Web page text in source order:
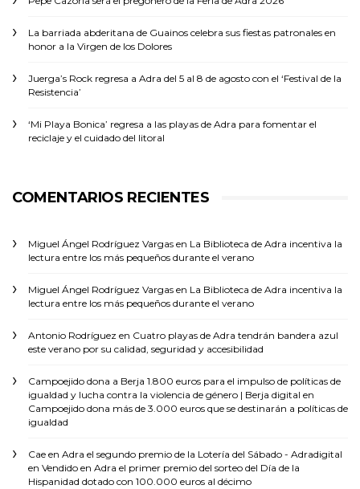
La barriada abderitana de Guainos celebra sus fiestas patronales en
honor a la Virgen de los Dolores
Juerga’s Rock regresa a Adra del 5 al 8 de agosto con el ‘Festival de la
Resistencia’
‘Mi Playa Bonica’ regresa a las playas de Adra para fomentar el
reciclaje y el cuidado del litoral
COMENTARIOS RECIENTES
Miguel Ángel Rodríguez Vargas en La Biblioteca de Adra incentiva la
lectura entre los más pequeños durante el verano
Miguel Ángel Rodríguez Vargas en La Biblioteca de Adra incentiva la
lectura entre los más pequeños durante el verano
Antonio Rodríguez en Cuatro playas de Adra tendrán bandera azul
este verano por su calidad, seguridad y accesibilidad
Campoejido dona a Berja 1.800 euros para el impulso de políticas de
igualdad y lucha contra la violencia de género | Berja digital en
Campoejido dona más de 3.000 euros que se destinarán a políticas de
igualdad
Cae en Adra el segundo premio de la Lotería del Sábado - Adradigital
en Vendido en Adra el primer premio del sorteo del Día de la
Hispanidad dotado con 100.000 euros al décimo